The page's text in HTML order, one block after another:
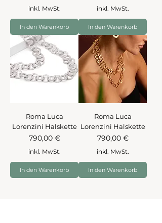
inkl. MwSt.
In den Warenkorb
inkl. MwSt.
In den Warenkorb
Roma Luca
Lorenzini Halskette
Preis
790,00 €
inkl. MwSt.
In den Warenkorb
Roma Luca
Lorenzini Halskette
Preis
790,00 €
inkl. MwSt.
In den Warenkorb